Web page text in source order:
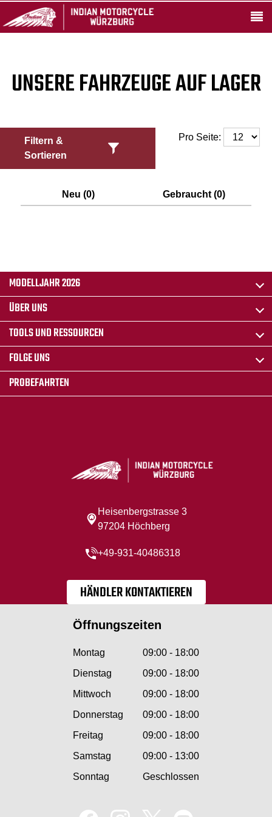
UNSERE FAHRZEUGE AUF LAGER
Filtern &
Sortieren
Pro Seite:
Neu (0) Gebraucht (0)
MODELLJAHR 2026
ÜBER UNS
TOOLS UND RESSOURCEN
FOLGE UNS
PROBEFAHRTEN
Heisenbergstrasse 3
97204 Höchberg
+49-931-40486318
HÄNDLER KONTAKTIEREN
Öffnungszeiten
Montag
09:00 - 18:00
Dienstag
09:00 - 18:00
Mittwoch
09:00 - 18:00
Donnerstag
09:00 - 18:00
Freitag
09:00 - 18:00
Samstag
09:00 - 13:00
Sonntag
Geschlossen